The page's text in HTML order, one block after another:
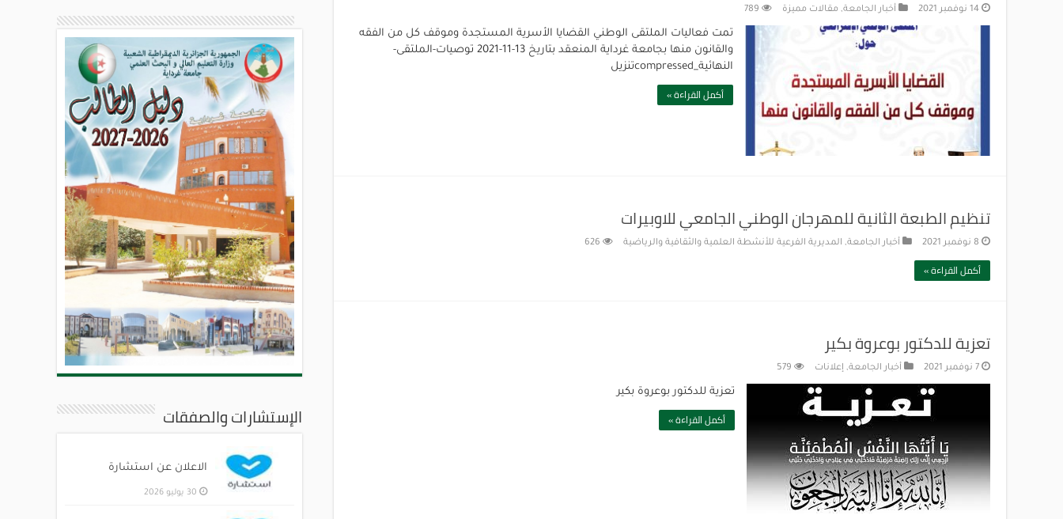
14 نوفمبر 2021 أخبار الجامعة, مقالات مميزة 789
تمت فعاليات الملتقى الوطني القضايا الأسرية المستجدة وموقف كل من الفقه
والقانون منها بجامعة غرداية المنعقد بتاريخ 13-11-2021 توصيات-الملتقى-
النهائية_compressedتنزيل
أكمل القراءة »
تنظيم الطبعة الثانية للمهرجان الوطني الجامعي للاوبيرات
8 نوفمبر 2021 أخبار الجامعة, المديرية الفرعية للأنشطة العلمية والثقافية والرياضية 626
أكمل القراءة »
تعزية للدكتور بوعروة بكير
7 نوفمبر 2021 أخبار الجامعة, إعلانات 579
تعزية للدكتور بوعروة بكير
أكمل القراءة » الإستشارات والصفقات
الاعلان عن استشارة
30 يوليو 2026